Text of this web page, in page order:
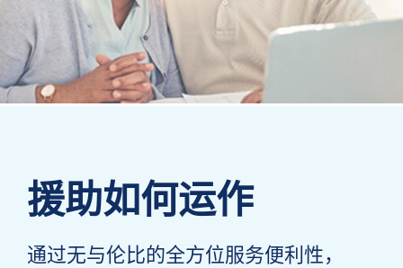
援助如何运作
通过无与伦比的全方位服务便利性，